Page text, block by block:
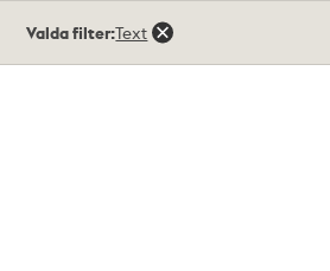
träffar
Valda filter:Text